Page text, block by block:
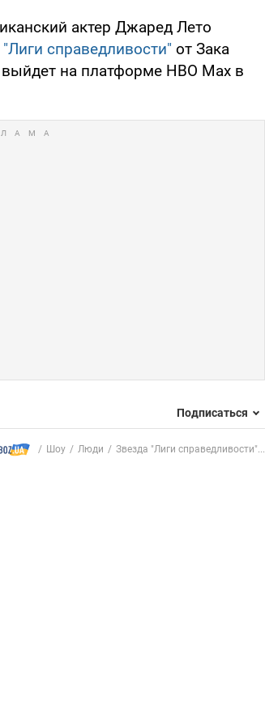
актер Джаред Лето
справедливости" от Зака ​​
на платформе HBO Max в
Подписаться
Шоу Люди Звезда "Лиги справедливости"...